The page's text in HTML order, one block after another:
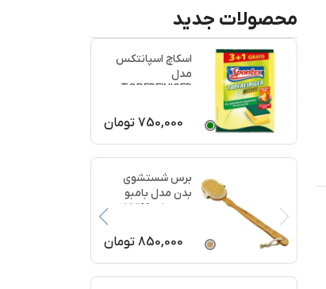
محصولات جدید
اسکاچ اسپانتکس
مدل
TOPFREINIGER
750,000 تومان
برس شستشوی
بدن مدل بامبو
ماساژ کد 77199
850,000 تومان